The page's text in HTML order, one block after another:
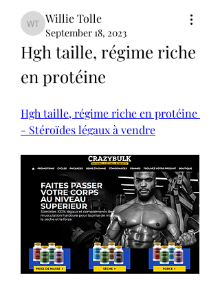
Willie Tolle
Willie Tolle
September 18, 2023
Hgh taille, régime riche
en protéine
Hgh taille, régime riche en protéine
- Stéroïdes légaux à vendre